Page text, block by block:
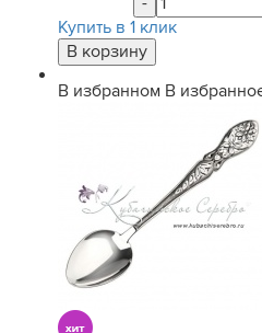
Купить в 1 клик
В избранном В